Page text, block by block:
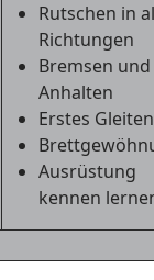
Rutschen in
Richtungen
Bremsen und
Anhalten
Erstes Gleiten
Ausrüstung
kennen